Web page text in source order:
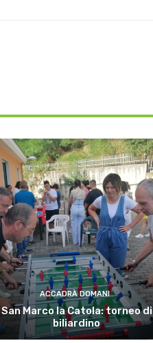
ACCADRÀ DOMANI
San Marco la Catola: torneo di
biliardino